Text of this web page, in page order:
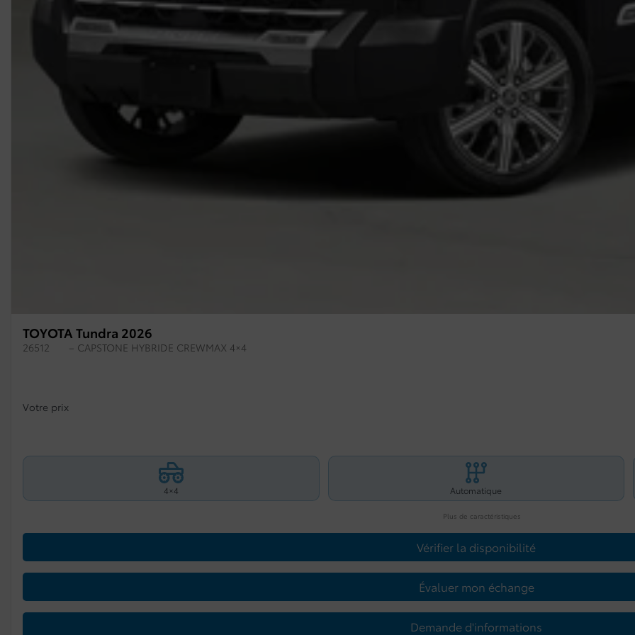
TOYOTA Tundra 2026
26512 – CAPSTONE HYBRIDE CREWMAX 4×4
Votre prix
4×4 Automatique
Plus de caractéristiques
Vérifier la disponibilité
Évaluer mon échange
Demande d'informations